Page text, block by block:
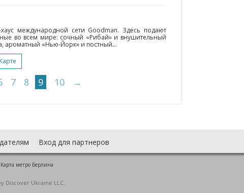
международной сети Goodman. Здесь подают
во всем мире: сочный «Рибай» и внушительный
ароматный «Нью-Йорк» и постный...
7 8 9 10 →
Вход для партнеров
Карта метро Берлина
Ukraine LLC.